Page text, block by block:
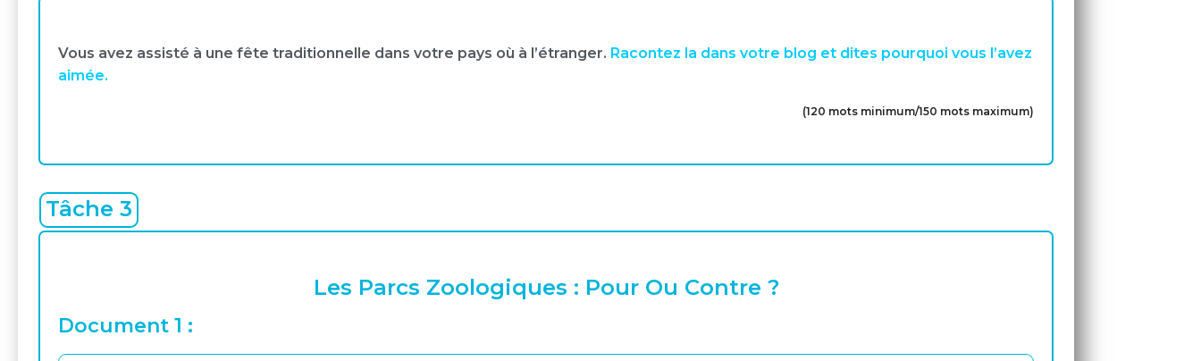
Vous avez assisté à une fête traditionnelle dans votre pays où à l’étranger. Racontez la dans votre blog et dites pourquoi vous l’avez
aimée.
(120 mots minimum/150 mots maximum)
Tâche 3
Les Parcs Zoologiques : Pour Ou Contre ?
Document 1 :